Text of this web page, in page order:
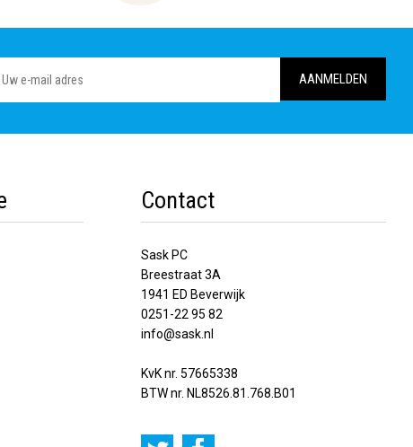
Contact
Sask PC
Breestraat 3A
1941 ED Beverwijk
0251-22 95 82
info@sask.nl
KvK nr. 57665338
BTW nr. NL8526.81.768.B01